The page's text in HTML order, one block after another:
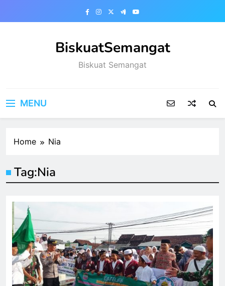
BiskuatSemangat
Biskuat Semangat
MENU
Home Nia
Tag:Nia